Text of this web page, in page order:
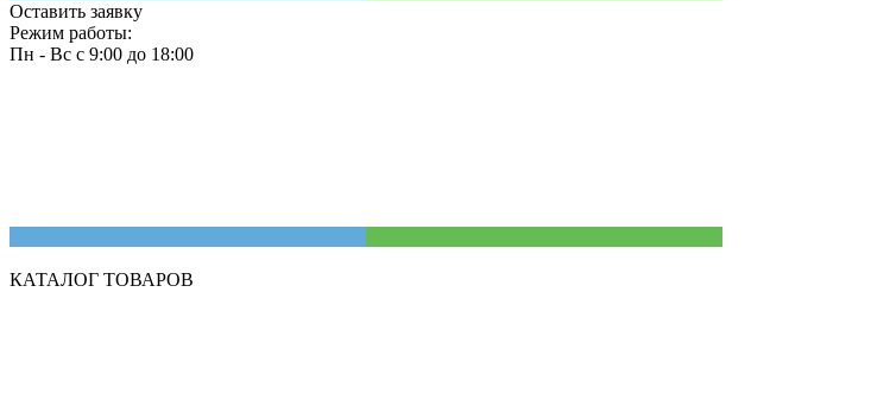
Оставить заявку
Режим работы:
Пн - Вс с 9:00 до 18:00
КАТАЛОГ ТОВАРОВ